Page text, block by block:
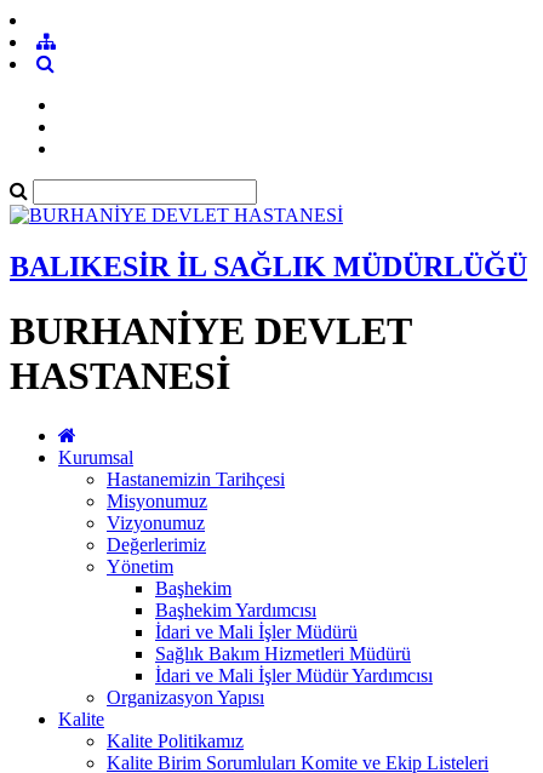
BALIKESİR İL SAĞLIK MÜDÜRLÜĞÜ
BURHANİYE DEVLET
HASTANESİ
Kurumsal
Hastanemizin Tarihçesi
Misyonumuz
Vizyonumuz
Değerlerimiz
Yönetim
Başhekim
Başhekim Yardımcısı
İdari ve Mali İşler Müdürü
Sağlık Bakım Hizmetleri Müdürü
İdari ve Mali İşler Müdür Yardımcısı
Organizasyon Yapısı
Kalite
Kalite Politikamız
Kalite Birim Sorumluları Komite ve Ekip Listeleri